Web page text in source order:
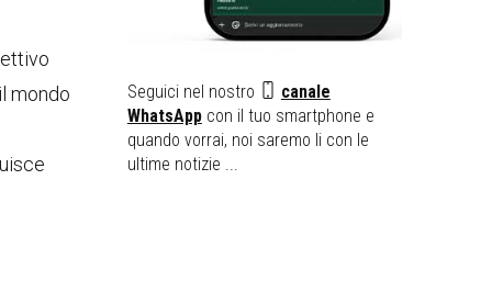
mondo
Seguici nel nostro
canale
WhatsAppcon il tuo smartphone e
quando vorrai, noi saremo li con le
ultime notizie ...